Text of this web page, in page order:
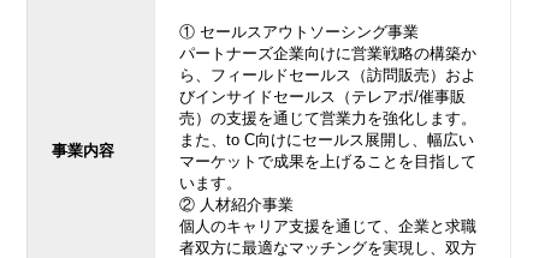
事業内容
① セールスアウトソーシング事業
パートナーズ企業向けに営業戦略の構築か
ら、フィールドセールス（訪問販売）およ
びインサイドセールス（テレアポ/催事販
売）の支援を通じて営業力を強化します。
また、to C向けにセールス展開し、幅広い
マーケットで成果を上げることを目指して
います。
② 人材紹介事業
個人のキャリア支援を通じて、企業と求職
者双方に最適なマッチングを実現し、双方